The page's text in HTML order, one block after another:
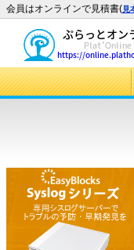
会員はオンラインで見積書(見